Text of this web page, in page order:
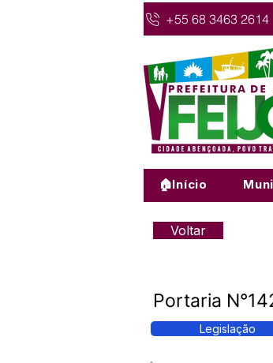
+55 68 3463 2614
🏠Início
Voltar
Portaria
Legislação